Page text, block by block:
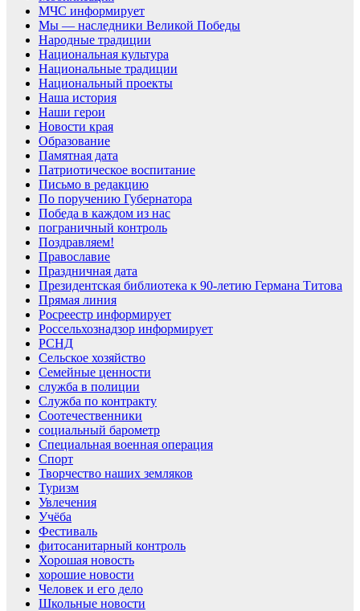
МЧС информирует
Мы — наследники Великой Победы
Народные традиции
Национальная культура
Национальные традиции
Национальный проекты
Наша история
Наши герои
Новости края
Образование
Памятная дата
Патриотическое воспитание
Письмо в редакцию
По поручению Губернатора
Победа в каждом из нас
пограничный контроль
Поздравляем!
Православие
Праздничная дата
Президентская библиотека к 90-летию Германа Титова
Прямая линия
Росреестр информирует
Россельхознадзор информирует
РСНД
Сельское хозяйство
Семейные ценности
служба в полиции
Служба по контракту
Соотечественники
социальный барометр
Специальная военная операция
Спорт
Творчество наших земляков
Туризм
Увлечения
Учёба
Фестиваль
фитосанитарный контроль
Хорошая новость
хорошие новости
Человек и его дело
Школьные новости